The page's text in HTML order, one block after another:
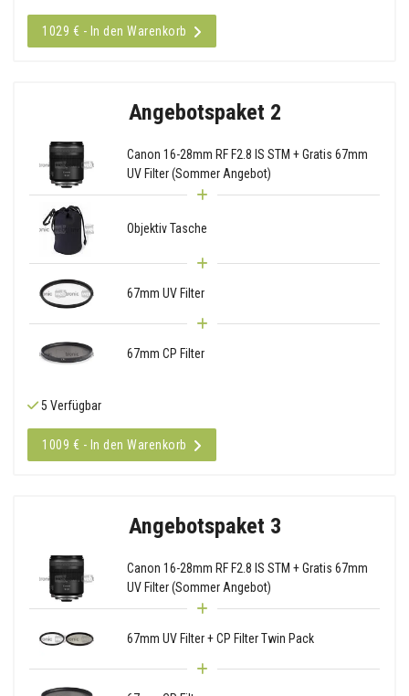
1029 € - In den Warenkorb
Angebotspaket 2
Canon 16-28mm RF F2.8 IS STM + Gratis 67mm
UV Filter (Sommer Angebot)
Objektiv Tasche
67mm UV Filter
67mm CP Filter
5 Verfügbar
1009 € - In den Warenkorb
Angebotspaket 3
Canon 16-28mm RF F2.8 IS STM + Gratis 67mm
UV Filter (Sommer Angebot)
67mm UV Filter + CP Filter Twin Pack